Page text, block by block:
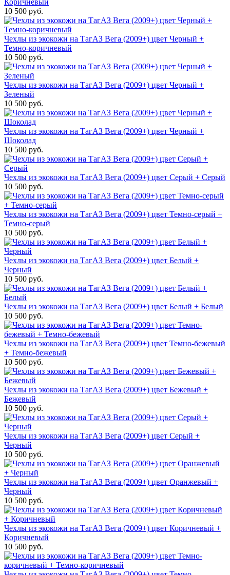
10 500 руб.
Чехлы из экокожи на ТагАЗ Вега (2009+) цвет Черный +
Темно-коричневый
10 500 руб.
Чехлы из экокожи на ТагАЗ Вега (2009+) цвет Черный +
Зеленый
10 500 руб.
Чехлы из экокожи на ТагАЗ Вега (2009+) цвет Черный +
Шоколад
10 500 руб.
Чехлы из экокожи на ТагАЗ Вега (2009+) цвет Серый + Серый
10 500 руб.
Чехлы из экокожи на ТагАЗ Вега (2009+) цвет Темно-серый +
Темно-серый
10 500 руб.
Чехлы из экокожи на ТагАЗ Вега (2009+) цвет Белый +
Черный
10 500 руб.
Чехлы из экокожи на ТагАЗ Вега (2009+) цвет Белый + Белый
10 500 руб.
Чехлы из экокожи на ТагАЗ Вега (2009+) цвет Темно-бежевый
+ Темно-бежевый
10 500 руб.
Чехлы из экокожи на ТагАЗ Вега (2009+) цвет Бежевый +
Бежевый
10 500 руб.
Чехлы из экокожи на ТагАЗ Вега (2009+) цвет Серый +
Черный
10 500 руб.
Чехлы из экокожи на ТагАЗ Вега (2009+) цвет Оранжевый +
Черный
10 500 руб.
Чехлы из экокожи на ТагАЗ Вега (2009+) цвет Коричневый +
Коричневый
10 500 руб.